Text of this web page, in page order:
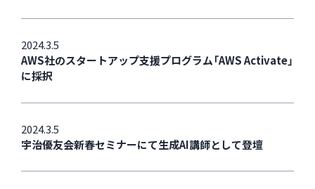
2024.3.5
AWS社のスタートアップ支援プログラム「AWS Activate」
に採択
2024.3.5
宇治優友会新春セミナーにて生成AI講師として登壇